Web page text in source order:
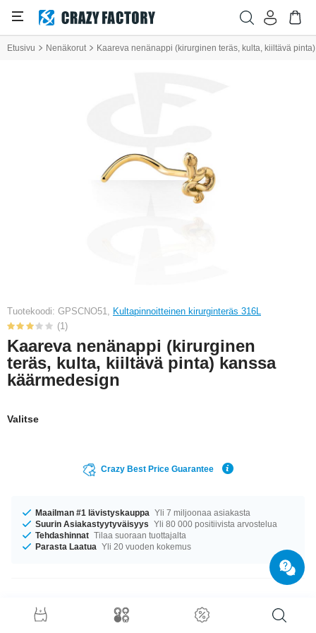
Etusivu Nenäkorut Kaareva nenänappi (kirurginen teräs, kulta, kiiltävä
Tuotekoodi: GPSCNO51, Kultapinnoitteinen kirurginteräs 316L
(1)
Kaareva nenänappi (kirurginen
teräs, kulta, kiiltävä pinta) kanssa
käärmedesign
Valitse
Crazy Best Price Guarantee
Maailman #1 lävistyskauppa Yli 7 miljoonaa asiakasta
Suurin Asiakastyytyväisyys Yli 80 000 positiivista arvostelua
Tehdashinnat Tilaa suoraan tuottajalta
Parasta Laatua Yli 20 vuoden kokemus
Tuotetiedot